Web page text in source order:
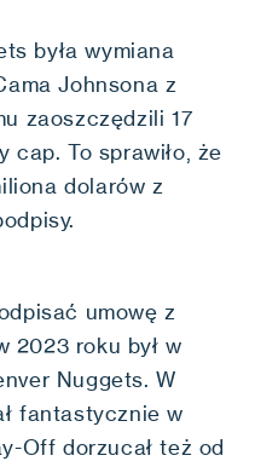
była wymiana
Johnsona z
zaoszczędzili 17
cap. To sprawiło, że
dolarów z
umowę z
2023 roku był w
Nuggets. W
fantastycznie w
Off dorzucał też od